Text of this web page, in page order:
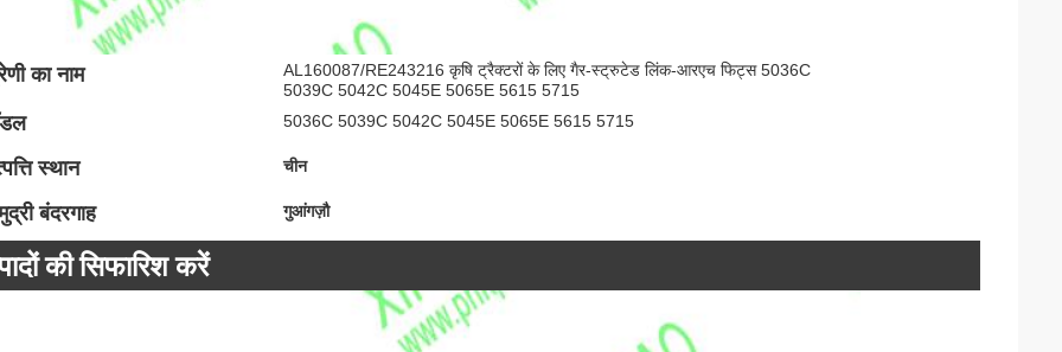
का नाम
AL160087/RE243216 कृषि ट्रैक्टरों के लिए गैर-स्ट्रुटेड लिंक-आरएच फिट्स 5036C
5039C 5042C 5045E 5065E 5615 5715
5036C 5039C 5042C 5045E 5065E 5615 5715
स्थान चीन
बंदरगाह गुआंगज़ौ
की सिफारिश करें